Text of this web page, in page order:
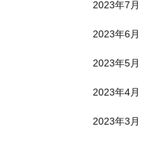
2023年7月
2023年6月
2023年5月
2023年4月
2023年3月